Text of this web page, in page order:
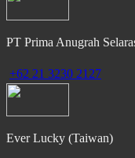
PT Prima Anugrah
+62 21 3230 2127
Ever Lucky (Taiwan)